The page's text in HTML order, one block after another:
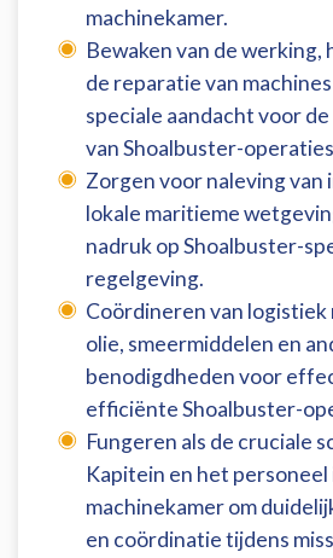
machinekamer.
Bewaken van de werking,
de reparatie van
speciale aandacht voor
van Shoalbuster-
Zorgen voor naleving
lokale maritieme
nadruk op Shoalbuster-
regelgeving.
Coördineren van
olie, smeermiddelen en
benodigdheden voor
efficiënte Shoalbuster-
Fungeren als de cruciale
Kapitein en het personeel
machinekamer om
en coördinatie tijdens